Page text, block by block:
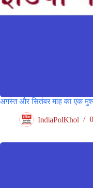
अगस्त और सितंबर माह का एक
IndiaPolKhol